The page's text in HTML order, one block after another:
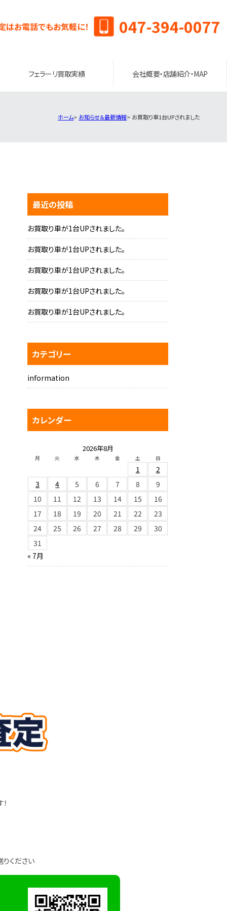
はお電話でもお気軽に！ 047-394-0077
フェラーリ買取実績 会社概要・店舗紹介・MAP
ホーム お知らせ＆最新情報 お買取り車1台UPされました
最近の投稿
お買取り車が1台UPされました。
お買取り車が1台UPされました。
お買取り車が1台UPされました。
お買取り車が1台UPされました。
お買取り車が1台UPされました。
カテゴリー
information
カレンダー
2026年8月
月 火 水 木 金 土 日
1
2
3
4 5 6 7 8
9
10
11 12 13 14 15
16
17
18 19 20 21 22
23
24
25 26 27 28 29
30
31
« 7月
ください